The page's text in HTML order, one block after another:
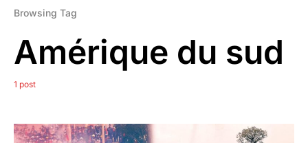
Browsing Tag
Amérique du sud
1 post